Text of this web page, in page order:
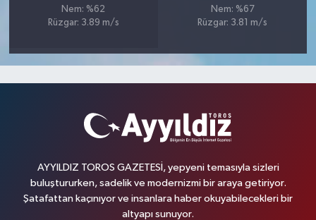
Nem: %62
Rüzgar: 3.89 m/s
Nem: %67
Rüzgar: 3.81 m/s
AYYILDIZ TOROS GAZETESİ, yepyeni temasıyla sizleri
buluştururken, sadelik ve modernizmi bir araya getiriyor.
Şatafattan kaçınıyor ve insanlara haber okuyabilecekleri bir
altyapı sunuyor.